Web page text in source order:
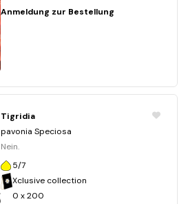
Anmeldung zur Bestellung
Tigridia
pavonia Speciosa
Nein.
5/7
Xclusive collection
0 x 200